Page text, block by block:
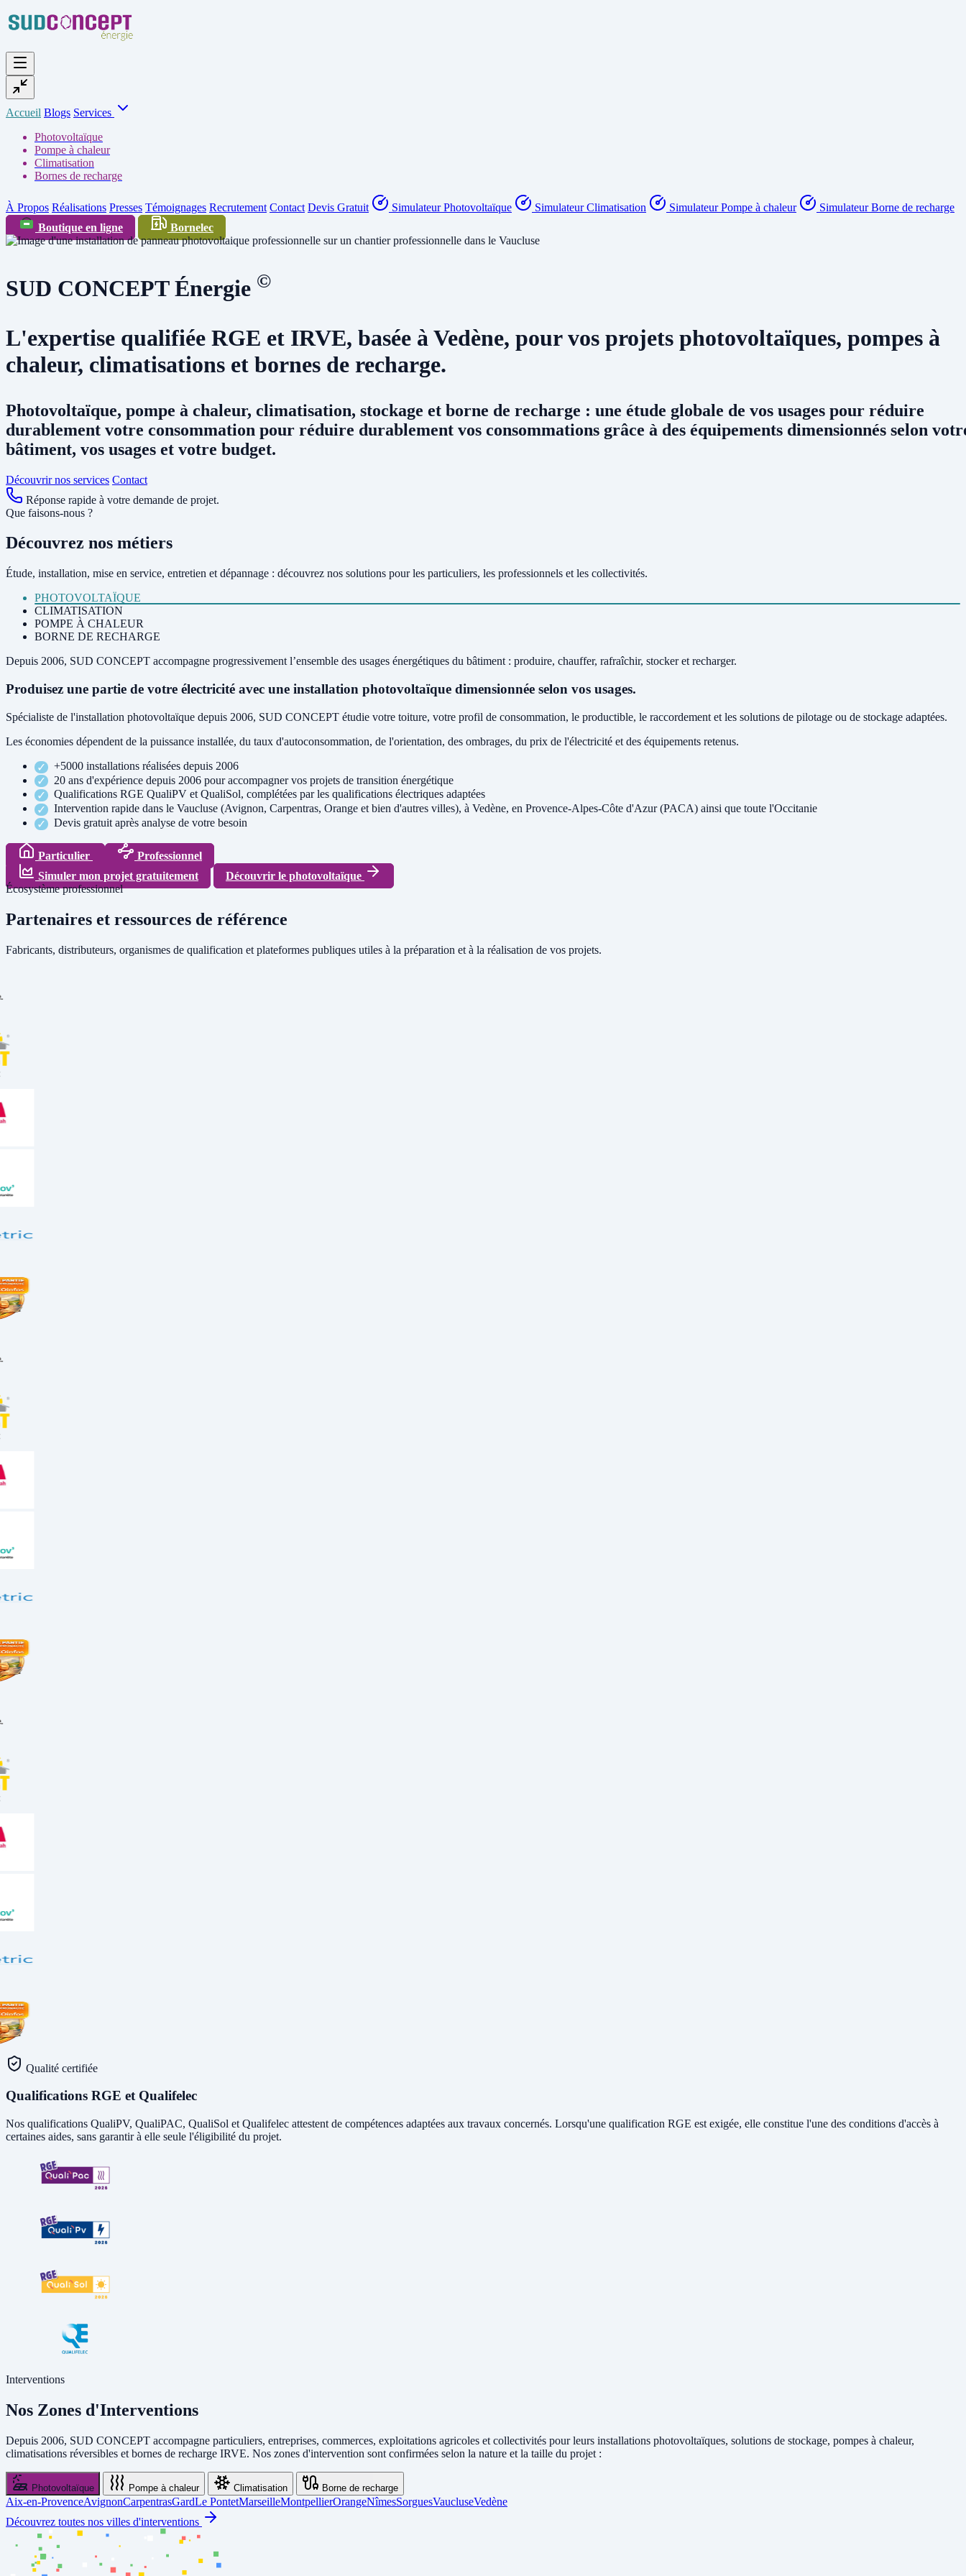
Accueil Blogs Services
Photovoltaïque
Pompe à chaleur
Climatisation
Bornes de recharge
À Propos Réalisations Presses Témoignages Recrutement Contact Devis Gratuit Simulateur Photovoltaïque Simulateur Climatisation Simulateur Pompe à chaleur
Simulateur Borne de recharge
Boutique en ligne
Bornelec
SUD CONCEPTÉnergie ©
L'expertise qualifiée RGE et IRVE, basée à Vedène, pour vos projets photovoltaïques, pompes à
chaleur, climatisations et bornes de recharge.
Photovoltaïque, pompe à chaleur, climatisation, stockage et borne de recharge : une étude globale de vos usages pour réduire
durablement votre consommation pour réduire durablement vos consommations grâce à des équipements dimensionnés selon
bâtiment, vos usages et votre budget.
Découvrir nos services Contact
Réponse rapide à votre demande de projet.
Que faisons-nous ?
Découvrez nos métiers
Étude, installation, mise en service, entretien et dépannage : découvrez nos solutions pour les particuliers, les professionnels et les collectivités.
PHOTOVOLTAÏQUE
CLIMATISATION
POMPE À CHALEUR
BORNE DE RECHARGE
Depuis 2006, SUD CONCEPT accompagne progressivement l’ensemble des usages énergétiques du bâtiment : produire, chauffer, rafraîchir, stocker et recharger.
Produisez une partie de votre électricité avec une installation photovoltaïque dimensionnée selon vos usages.
Spécialiste de l'installation photovoltaïque depuis 2006, SUD CONCEPT étudie votre toiture, votre profil de consommation, le productible, le raccordement et les solutions de pilotage ou de stockage adaptées.
Les économies dépendent de la puissance installée, du taux d'autoconsommation, de l'orientation, des ombrages, du prix de l'électricité et des équipements retenus.
+5000 installations réalisées depuis 2006
20 ans d'expérience depuis 2006 pour accompagner vos projets de transition énergétique
Qualifications RGE QualiPV et QualiSol, complétées par les qualifications électriques adaptées
Intervention rapide dans le Vaucluse (Avignon, Carpentras, Orange et bien d'autres villes), à Vedène, en Provence-Alpes-Côte d'Azur (PACA) ainsi que toute l'Occitanie
Devis gratuit après analyse de votre besoin
Particulier
Professionnel
Simuler mon projet gratuitement
Découvrir le photovoltaïque
Écosystème professionnel
Partenaires et ressources de référence
Fabricants, distributeurs, organismes de qualification et plateformes publiques utiles à la préparation et à la réalisation de vos projets.
Qualité certifiée
Qualifications RGE et Qualifelec
Nos qualifications QualiPV, QualiPAC, QualiSol et Qualifelec attestent de compétences adaptées aux travaux concernés. Lorsqu'une qualification RGE est exigée, elle constitue l'une des conditions d'accès à
certaines aides, sans garantir à elle seule l'éligibilité du projet.
Interventions
Nos Zones d'Interventions
Depuis 2006, SUD CONCEPT accompagne particuliers, entreprises, commerces, exploitations agricoles et collectivités pour leurs installations photovoltaïques, solutions de stockage, pompes à chaleur,
climatisations réversibles et bornes de recharge IRVE. Nos zones d'intervention sont confirmées selon la nature et la taille du projet :
Photovoltaïque Pompe à chaleur Climatisation Borne de recharge
Aix-en-ProvenceAvignonCarpentrasGardLe PontetMarseilleMontpellierOrangeNîmesSorguesVaucluseVedène
Découvrez toutes nos villes d'interventions